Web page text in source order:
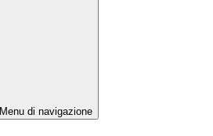
Menu di navigazione